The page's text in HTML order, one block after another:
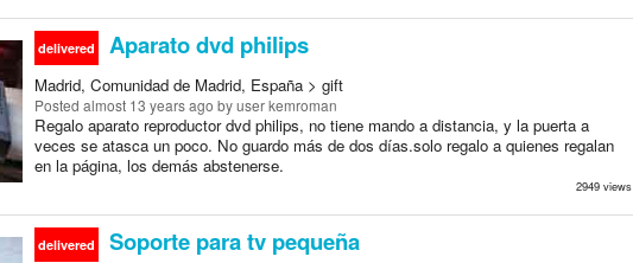
delivered Aparato dvd philips
Madrid, Comunidad de Madrid, España > gift
Posted almost 13 years ago by user kemroman
Regalo aparato reproductor dvd philips, no tiene mando a distancia, y la puerta a
veces se atasca un poco. No guardo más de dos días.solo regalo a quienes regalan
en la página, los demás abstenerse.
2949 views
delivered Soporte para tv pequeña